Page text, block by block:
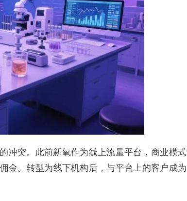
冲突。此前新氧作为线上流量平台，商业模式
金。转型为线下机构后，与平台上的客户成为